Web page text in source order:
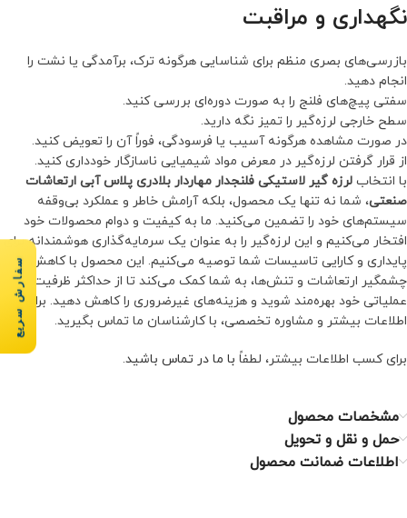
نگهداری و مراقبت
بازرسی‌های بصری منظم برای شناسایی هرگونه ترک، برآمدگی یا نشت را
انجام دهید.
سفتی پیچ‌های فلنج را به صورت دوره‌ای بررسی کنید.
سطح خارجی لرزه‌گیر را تمیز نگه دارید.
در صورت مشاهده هرگونه آسیب یا فرسودگی، فوراً آن را تعویض کنید.
از قرار گرفتن لرزه‌گیر در معرض مواد شیمیایی ناسازگار خودداری کنید.
با انتخاب لرزه گیر لاستیکی فلنجدار مهاردار بلادری پلاس آبی ارتعاشات
صنعتی، شما نه تنها یک محصول، بلکه آرامش خاطر و عملکرد بی‌وقفه
سیستم‌های خود را تضمین می‌کنید. ما به کیفیت و دوام محصولات خود
افتخار می‌کنیم و این لرزه‌گیر را به عنوان یک سرمایه‌گذاری هوشمندانه برای
پایداری و کارایی تاسیسات شما توصیه می‌کنیم. این محصول با کاهش
چشمگیر ارتعاشات و تنش‌ها، به شما کمک می‌کند تا از حداکثر ظرفیت
عملیاتی خود بهره‌مند شوید و هزینه‌های غیرضروری را کاهش دهید. برای
اطلاعات بیشتر و مشاوره تخصصی، با کارشناسان ما تماس بگیرید.
برای کسب اطلاعات بیشتر، لطفاً با ما در تماس باشید.
مشخصات محصول
حمل و نقل و تحویل
اطلاعات ضمانت محصول
سفارش سریع